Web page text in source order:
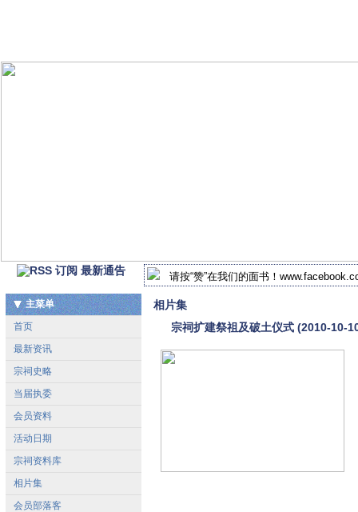
最新通告
2018-2019年 北马谢氏宗祠新届执监委
请按“赞”在我们的面书！
主菜单
首页
最新资讯
宗祠史略
当届执委
会员资料
活动日期
宗祠资料库
相片集
会员部落客
相片集
宗祠扩建祭祖及破土仪式 (2010-10-